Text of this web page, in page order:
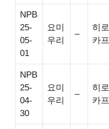
NPB
25-
05-
01
요미
우리
–
히로
카프
NPB
25-
04-
30
요미
우리
–
히로
카프